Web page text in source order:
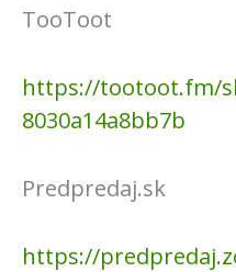
TooToot
https://tootoot.fm/
8030a14a8bb7b
Predpredaj.sk
https://